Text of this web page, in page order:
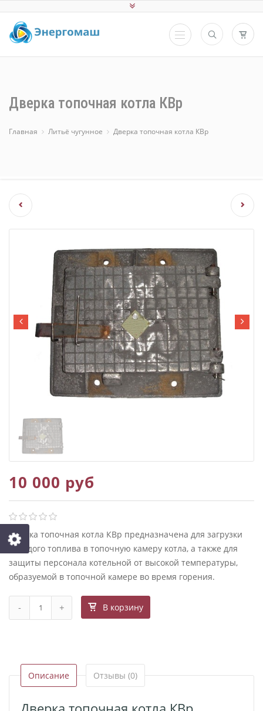
Дверка топочная котла КВр
Главная Литьё чугунное Дверка топочная котла КВр
10 000 руб
Дверка топочная котла КВр предназначена для загрузки
твердого топлива в топочную камеру котла, а также для
защиты персонала котельной от высокой температуры,
образуемой в топочной камере во время горения.
В корзину
Описание Отзывы (0)